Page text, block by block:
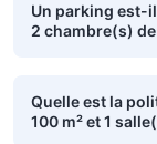
Un parking est-
2 chambre(s)
Quelle est la
100 m² et 1